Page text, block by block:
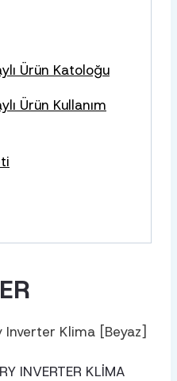
Ürün Katoloğu
Ürün Kullanım
INVERTER KLIMA